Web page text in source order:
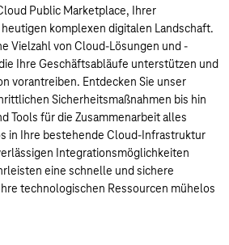
Public Marketplace, Ihrer
komplexen digitalen Landschaft.
Vielzahl von Cloud-Lösungen und -
Ihre Geschäftsabläufe unterstützen und
vorantreiben. Entdecken Sie unser
Sicherheitsmaßnahmen bis hin
Tools für die Zusammenarbeit alles
in Ihre bestehende Cloud-Infrastruktur
Integrationsmöglichkeiten
eine schnelle und sichere
technologischen Ressourcen mühelos